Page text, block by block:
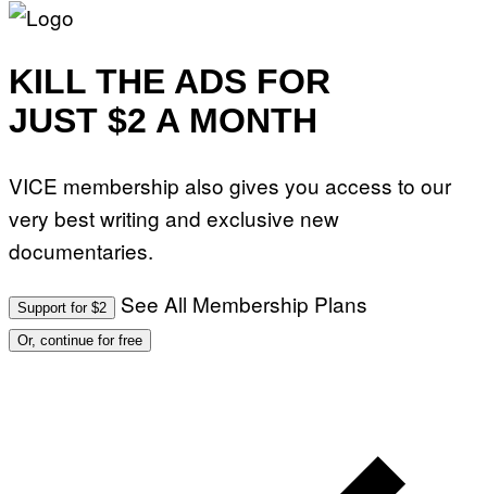
KILL THE ADS FOR
JUST $2 A MONTH
VICE membership also gives you access to our
very best writing and exclusive new
documentaries.
Support for $2 See All Membership Plans
Or, continue for free